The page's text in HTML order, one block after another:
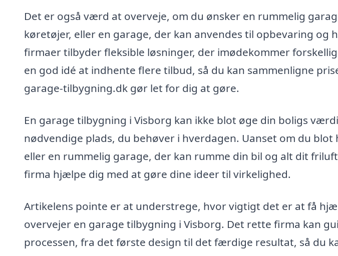
Det er også værd at overveje, om du ønsker en rummelig
køretøjer, eller en garage, der kan anvendes til opbevaring og
firmaer tilbyder fleksible løsninger, der imødekommer
en god idé at indhente flere tilbud, så du kan sammenligne
garage-tilbygning.dk gør let for dig at gøre.
En garage tilbygning i Visborg kan ikke blot øge din boligs
nødvendige plads, du behøver i hverdagen. Uanset om du
eller en rummelig garage, der kan rumme din bil og alt dit
firma hjælpe dig med at gøre dine ideer til virkelighed.
Artikelens pointe er at understrege, hvor vigtigt det er at få
overvejer en garage tilbygning i Visborg. Det rette firma kan
processen, fra det første design til det færdige resultat, så du